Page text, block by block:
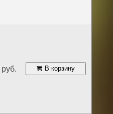
В корзину